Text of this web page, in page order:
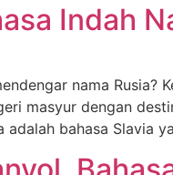
Indah
nama Rusia?
masyur dengan
adalah bahasa